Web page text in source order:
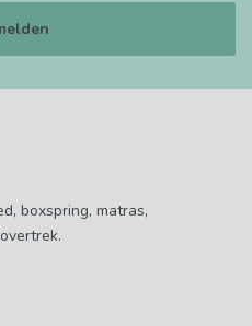
boxspring, matras,